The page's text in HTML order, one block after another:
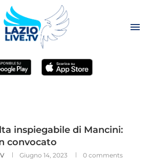
inspiegabile di Mancini:
convocato
Giugno 14, 2023 0 comments